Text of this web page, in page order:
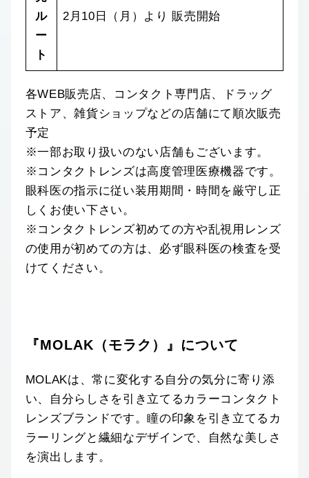
ル
ー
ト
2月10日（月）より 販売開始
各WEB販売店、コンタクト専門店、ドラッグ
ストア、雑貨ショップなどの店舗にて順次販売
予定
※一部お取り扱いのない店舗もございます。
※コンタクトレンズは高度管理医療機器です。
眼科医の指示に従い装用期間・時間を厳守し正
しくお使い下さい。
※コンタクトレンズ初めての方や乱視用レンズ
の使用が初めての方は、必ず眼科医の検査を受
けてください。
『MOLAK（モラク）』について
MOLAKは、常に変化する自分の気分に寄り添
い、自分らしさを引き立てるカラーコンタクト
レンズブランドです。瞳の印象を引き立てるカ
ラーリングと繊細なデザインで、自然な美しさ
を演出します。